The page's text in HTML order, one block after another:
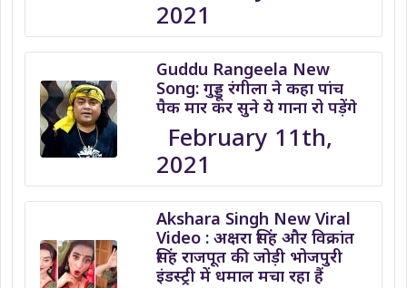
2021
Guddu Rangeela New
Song: गुड्डू रंगीला ने कहा पांच
पैक मार कर सुने ये गाना रो पड़ेंगे
February 11th,
2021
Akshara Singh New Viral
Video : अक्षरा सिंह और विक्रांत
सिंह राजपूत की जोड़ी भोजपुरी
इंडस्ट्री में धमाल मचा रहा हैं